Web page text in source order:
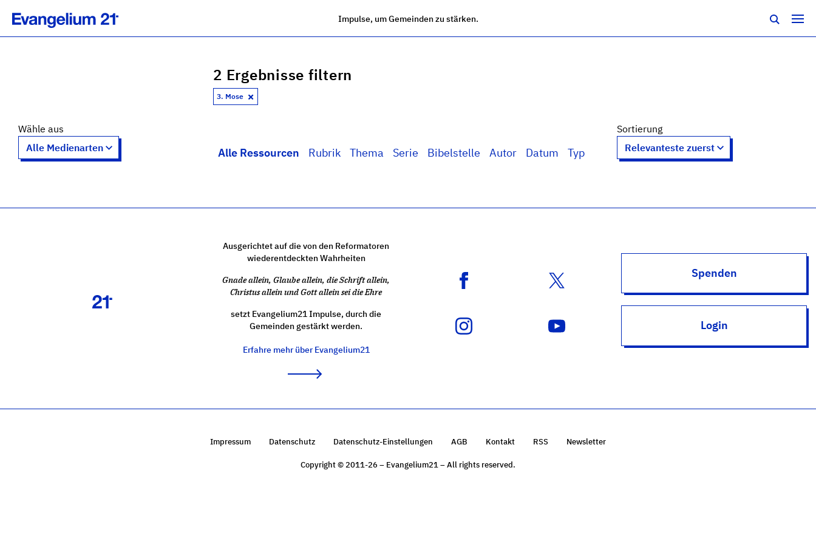
Impulse, um Gemeinden zu stärken.
2 Ergebnisse filtern
3. Mose
Wähle aus
Alle Ressourcen Rubrik Thema Serie Bibelstelle Autor Datum Typ
Sortierung
Ausgerichtet auf die von den Reformatoren
wiederentdeckten Wahrheiten
Gnade allein, Glaube allein, die Schrift allein,
Christus allein und Gott allein sei die Ehre
setzt Evangelium21 Impulse, durch die
Gemeinden gestärkt werden.
Erfahre mehr über Evangelium21
Spenden
Login
Impressum Datenschutz Datenschutz-Einstellungen AGB Kontakt RSS Newsletter
Copyright © 2011-26 – Evangelium21 – All rights reserved.